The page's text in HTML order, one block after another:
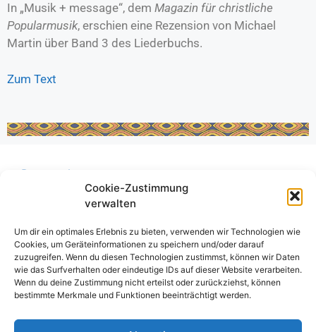
Cookie-Zustimmung
verwalten
Um dir ein optimales Erlebnis zu bieten, verwenden wir Technologien wie
Cookies, um Geräteinformationen zu speichern und/oder darauf
zuzugreifen. Wenn du diesen Technologien zustimmst, können wir Daten
wie das Surfverhalten oder eindeutige IDs auf dieser Website verarbeiten.
Wenn du deine Zustimmung nicht erteilst oder zurückziehst, können
bestimmte Merkmale und Funktionen beeinträchtigt werden.
In „Musik + message“, dem Magazin für christliche
Popularmusik, erschien eine Rezension von Michael
Martin über Band 3 des Liederbuchs.
Zum Text
Datenschutz
Cookie-Richtlinie (EU)
Impressum